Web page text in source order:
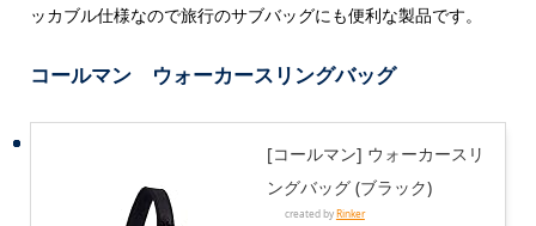
ッカブル仕様なので旅行のサブバッグにも便利な製品です。
コールマン ウォーカースリングバッグ
[コールマン] ウォーカースリ
ングバッグ (ブラック)
created byRinker